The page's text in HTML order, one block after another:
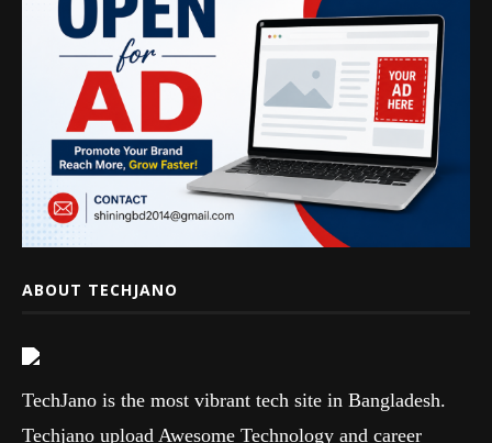
ABOUT TECHJANO
TechJano is the most vibrant tech site in Bangladesh.
Techjano upload Awesome Technology and career